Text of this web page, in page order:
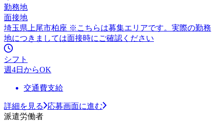
勤務地
面接地
埼玉県上尾市柏座 ※こちらは募集エリアです。実際の勤務
地につきましては面接時にご確認ください
シフト
週4日からOK
交通費支給
詳細を見る
応募画面に進む
派遣労働者